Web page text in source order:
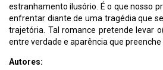
estranhamento ilusório. É o que nosso
enfrentar diante de uma tragédia que
trajetória. Tal romance pretende levar
entre verdade e aparência que preenche
Autores: